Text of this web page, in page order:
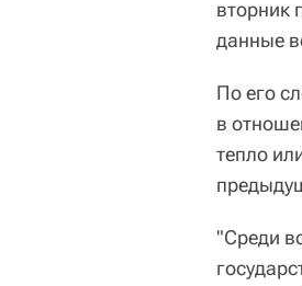
вторник
данные
По его
в
тепло
"Среди